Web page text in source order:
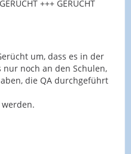
+++ GERÜCHT
um, dass es in der
nur noch an den Schulen,
die QA durchgeführt